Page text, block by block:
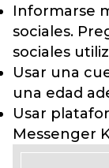
Informarse
sociales.
sociales
Usar una
una edad
Usar
Messenger